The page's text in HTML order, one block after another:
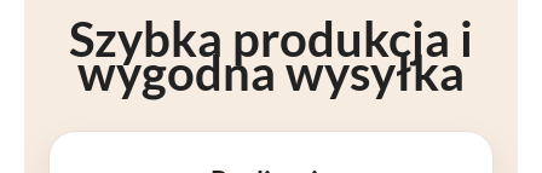
Szybka produkcja i
wygodna wysyłka